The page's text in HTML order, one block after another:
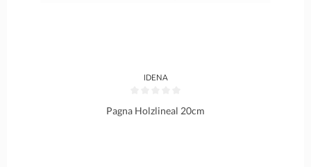
IDENA
Pagna Holzlineal 20cm